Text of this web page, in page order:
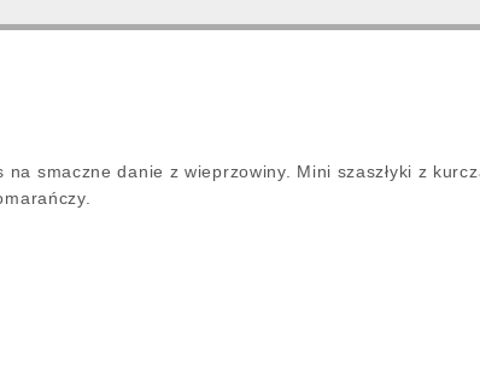
smaczne danie z wieprzowiny. Mini szaszłyki z